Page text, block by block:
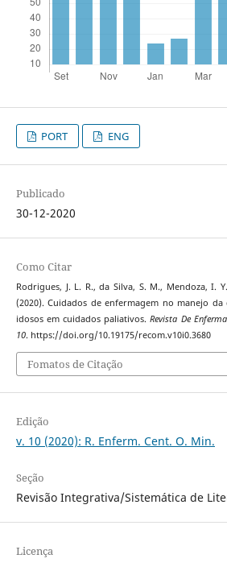
PORT ENG
Publicado
30-12-2020
Como Citar
Rodrigues, J. L. R., da Silva, S. M., Mendoza, I.
(2020). Cuidados de enfermagem no manejo
idosos em cuidados paliativos.Revista De
10. https://doi.org/10.19175/recom.v10i0.3680
Fomatos de Citação
Edição
v. 10 (2020): R. Enferm. Cent. O. Min.
Seção
Revisão Integrativa/Sistemática de
Licença